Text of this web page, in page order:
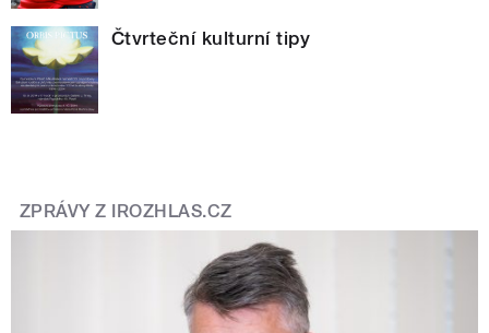
Čtvrteční kulturní tipy
ZPRÁVY Z IROZHLAS.CZ